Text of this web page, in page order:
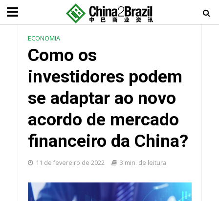
ECONOMIA
Como os
investidores podem
se adaptar ao novo
acordo de mercado
financeiro da China?
11 de fevereiro de 2022 3 min. de leitura